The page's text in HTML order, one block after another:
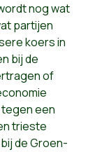
nog wat
partijen
koers in
bij de
of
een
trieste
de Groen-